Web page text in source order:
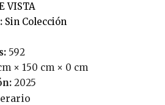
VISTA
Sin Colección
592
× 150 cm × 0 cm
2025